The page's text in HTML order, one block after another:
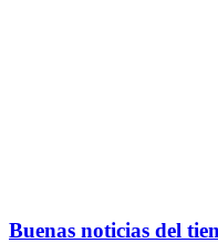
Buenas noticias del